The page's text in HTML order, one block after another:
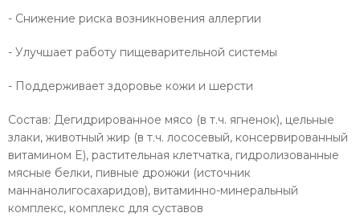
- Снижение риска возникновения аллергии
- Улучшает работу пищеварительной системы
- Поддерживает здоровье кожи и шерсти
Состав: Дегидрированное мясо (в т.ч. ягненок), цельные
злаки, животный жир (в т.ч. лососевый, консервированный
витамином E), растительная клетчатка, гидролизованные
мясные белки, пивные дрожжи (источник
маннанолигосахаридов), витаминно-минеральный
комплекс, комплекс для суставов